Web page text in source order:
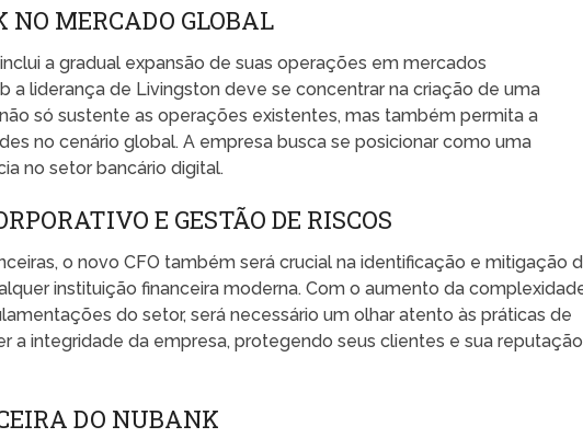
MERCADO GLOBAL
a gradual expansão de suas operações em mercados
a liderança de Livingston deve se concentrar na criação de uma
só sustente as operações existentes, mas também permita a
no cenário global. A empresa busca se posicionar como uma
no setor bancário digital.
E GESTÃO DE RISCOS
o novo CFO também será crucial na identificação e mitigação
instituição financeira moderna. Com o aumento da
do setor, será necessário um olhar atento às práticas de
a integridade da empresa, protegendo seus clientes e sua reputação
DO NUBANK